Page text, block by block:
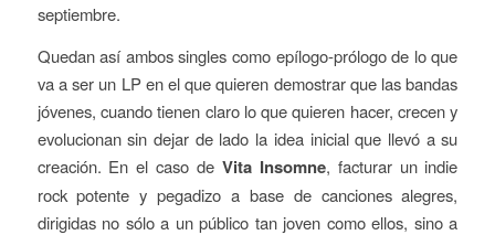
septiembre.
Quedan así ambos singles como epílogo-prólogo de lo que
va a ser un LP en el que quieren demostrar que las bandas
jóvenes, cuando tienen claro lo que quieren hacer, crecen y
evolucionan sin dejar de lado la idea inicial que llevó a su
creación. En el caso de Vita Insomne, facturar un indie
rock potente y pegadizo a base de canciones alegres,
dirigidas no sólo a un público tan joven como ellos, sino a